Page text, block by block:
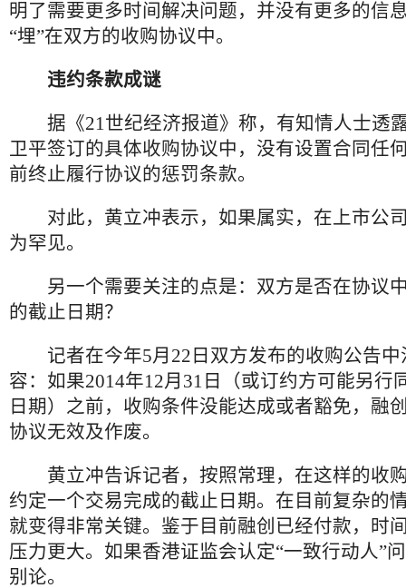
明了需要更多时间解决问题，并没有更多的信
“埋”在双方的收购协议中。
违约条款成谜
据《21世纪经济报道》称，有知情人士透
卫平签订的具体收购协议中，没有设置合同任
前终止履行协议的惩罚条款。
对此，黄立冲表示，如果属实，在上市公
为罕见。
另一个需要关注的点是：双方是否在协议
的截止日期？
记者在今年5月22日双方发布的收购公告中
容：如果2014年12月31日（或订约方可能另行
日期）之前，收购条件没能达成或者豁免，融
协议无效及作废。
黄立冲告诉记者，按照常理，在这样的收
约定一个交易完成的截止日期。在目前复杂的
就变得非常关键。鉴于目前融创已经付款，时
压力更大。如果香港证监会认定“一致行动人”
别论。